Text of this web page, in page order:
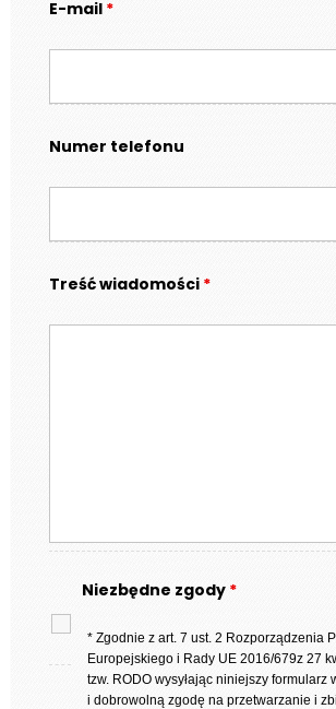
E-mail *
Numer telefonu
Treść wiadomości *
Niezbędne zgody *
* Zgodnie z art. 7 ust. 2 Rozporządzenia
Europejskiego i Rady UE 2016/679z 27
tzw. RODO wysyłając niniejszy formularz
i dobrowolną zgodę na przetwarzanie i